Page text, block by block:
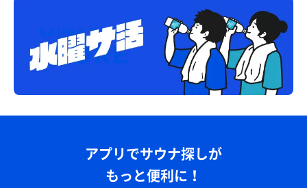
アプリでサウナ探しが
もっと便利に！